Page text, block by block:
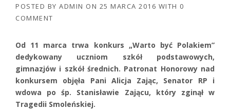
POSTED BY ADMIN ON 25 MARCA 2016 WITH 0
COMMENT
Od 11 marca trwa konkurs „Warto być Polakiem”
dedykowany uczniom szkół podstawowych,
gimnazjów i szkół średnich. Patronat Honorowy nad
konkursem objęła Pani Alicja Zając, Senator RP i
wdowa po śp. Stanisławie Zającu, który zginął w
Tragedii Smoleńskiej.